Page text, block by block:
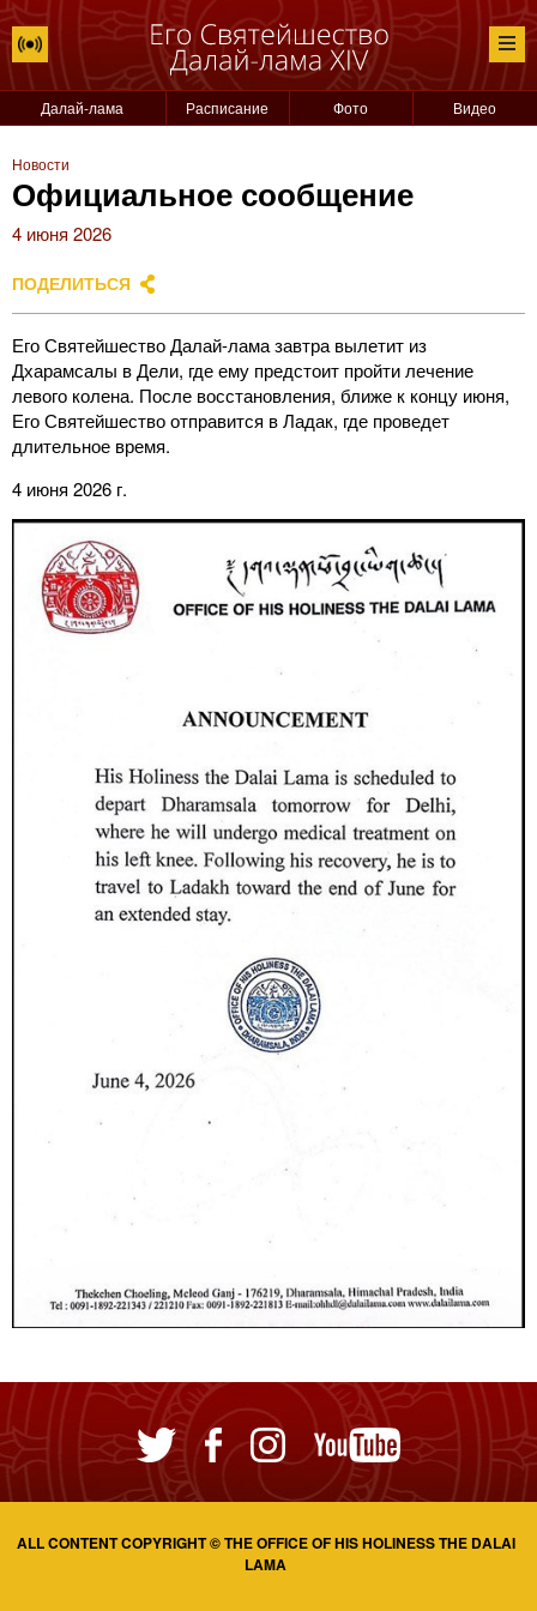
Далай-лама Расписание Фото Видео
Новости
Официальное сообщение
4 июня 2026
ПОДЕЛИТЬСЯ
Его Святейшество Далай-лама завтра вылетит из
Дхарамсалы в Дели, где ему предстоит пройти лечение
левого колена. После восстановления, ближе к концу июня,
Его Святейшество отправится в Ладак, где проведет
длительное время.
4 июня 2026 г.
ALL CONTENT COPYRIGHT © THE OFFICE OF HIS HOLINESS THE DALAI
LAMA